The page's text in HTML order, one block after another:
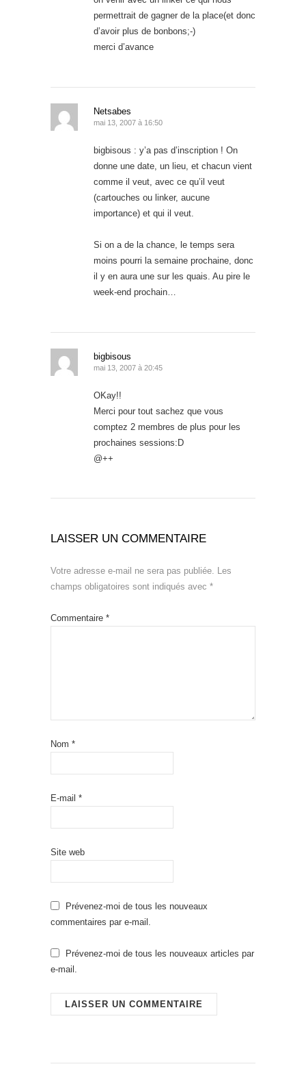
permettrait de gagner de la place(et donc
d’avoir plus de bonbons;-)
merci d’avance
Netsabes
mai 13, 2007 à 16:50
bigbisous : y’a pas d’inscription ! On
donne une date, un lieu, et chacun vient
comme il veut, avec ce qu’il veut
(cartouches ou linker, aucune
importance) et qui il veut.
Si on a de la chance, le temps sera
moins pourri la semaine prochaine, donc
il y en aura une sur les quais. Au pire le
week-end prochain…
bigbisous
mai 13, 2007 à 20:45
OKay!!
Merci pour tout sachez que vous
comptez 2 membres de plus pour les
prochaines sessions:D
@++
LAISSER UN COMMENTAIRE
Votre adresse e-mail ne sera pas publiée.
Les
champs obligatoires sont indiqués avec *
Commentaire *
Nom *
E-mail *
Site web
Prévenez-moi de tous les nouveaux
commentaires par e-mail.
Prévenez-moi de tous les nouveaux articles par
e-mail.